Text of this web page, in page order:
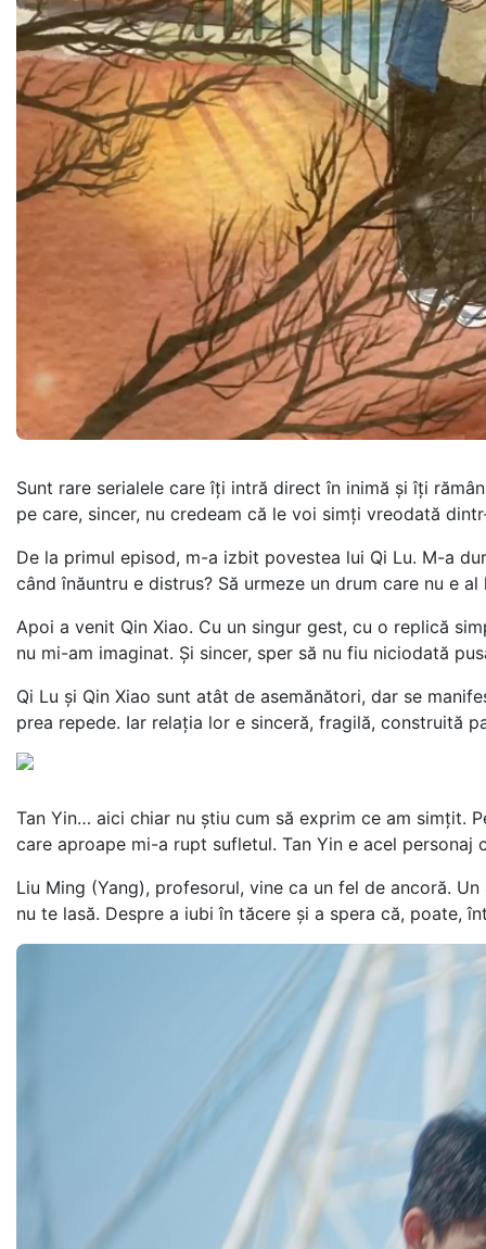
Sunt rare serialele care îți intră direct în inimă și îți
pe care, sincer, nu credeam că le voi simți vreodată
De la primul episod, m-a izbit povestea lui Qi Lu. M-a
când înăuntru e distrus? Să urmeze un drum care nu e
Apoi a venit Qin Xiao. Cu un singur gest, cu o replică
nu mi-am imaginat. Și sincer, sper să nu fiu niciodată
Qi Lu și Qin Xiao sunt atât de asemănători, dar se
prea repede. Iar relația lor e sinceră, fragilă, construită
Tan Yin… aici chiar nu știu cum să exprim ce am simțit.
care aproape mi-a rupt sufletul. Tan Yin e acel
Liu Ming (Yang), profesorul, vine ca un fel de ancoră.
nu te lasă. Despre a iubi în tăcere și a spera că, poate,